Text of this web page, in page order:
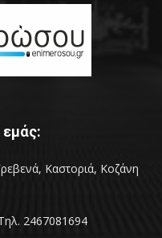
εμάς:
Καστοριά, Κοζάνη
2467081694